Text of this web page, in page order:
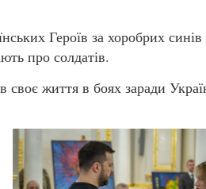
Героїв за хоробрих синів
про солдатів.
життя в боях заради